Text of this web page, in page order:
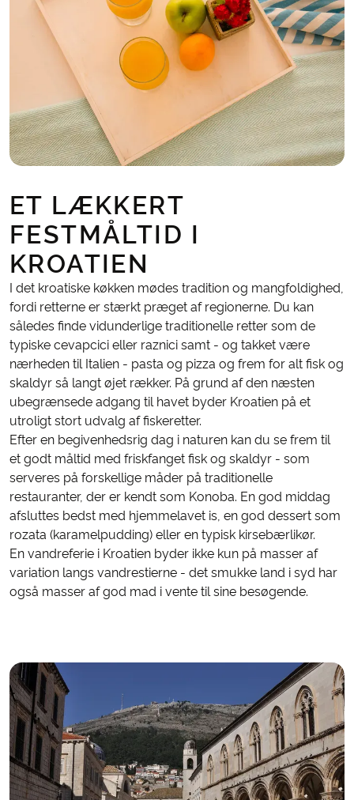
ET LÆKKERT
FESTMÅLTID I
KROATIEN
I det kroatiske køkken mødes tradition og mangfoldighed,
fordi retterne er stærkt præget af regionerne. Du kan
således finde vidunderlige traditionelle retter som de
typiske cevapcici eller raznici samt - og takket være
nærheden til Italien - pasta og pizza og frem for alt fisk og
skaldyr så langt øjet rækker. På grund af den næsten
ubegrænsede adgang til havet byder Kroatien på et
utroligt stort udvalg af fiskeretter.
Efter en begivenhedsrig dag i naturen kan du se frem til
et godt måltid med friskfanget fisk og skaldyr - som
serveres på forskellige måder på traditionelle
restauranter, der er kendt som Konoba. En god middag
afsluttes bedst med hjemmelavet is, en god dessert som
rozata (karamelpudding) eller en typisk kirsebærlikør.
En vandreferie i Kroatien byder ikke kun på masser af
variation langs vandrestierne - det smukke land i syd har
også masser af god mad i vente til sine besøgende.